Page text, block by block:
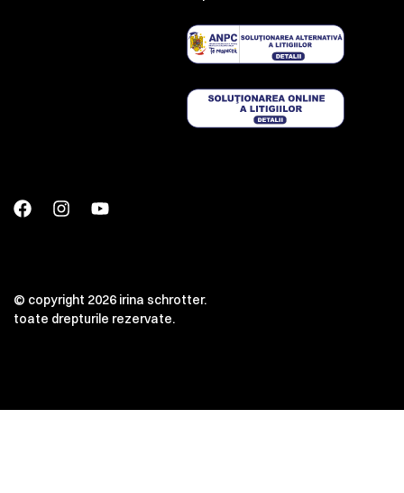
© copyright 2026 irina schrotter.
toate drepturile rezervate.